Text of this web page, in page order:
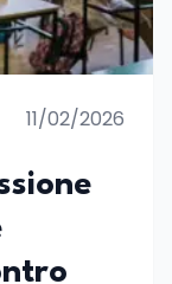
11/02/2026